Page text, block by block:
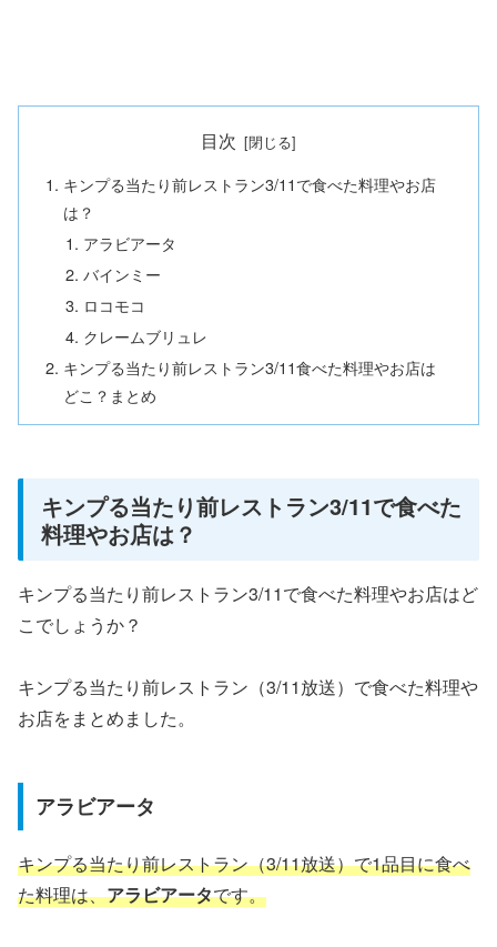
目次
キンプる当たり前レストラン3/11で食べた料理やお店
は？
アラビアータ
バインミー
ロコモコ
クレームブリュレ
キンプる当たり前レストラン3/11食べた料理やお店は
どこ？まとめ
キンプる当たり前レストラン3/11で食べた
料理やお店は？
キンプる当たり前レストラン3/11で食べた料理やお店はど
こでしょうか？
キンプる当たり前レストラン（3/11放送）で食べた料理や
お店をまとめました。
アラビアータ
キンプる当たり前レストラン（3/11放送）で1品目に食べ
た料理は、アラビアータです。